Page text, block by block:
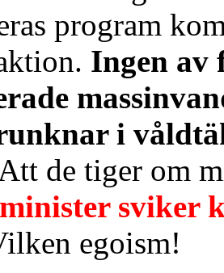
program
Ingen av
i
de tiger om
egoism!